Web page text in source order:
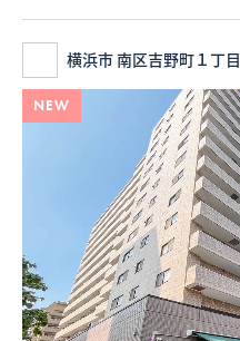
横浜市 南区吉野町１丁目
NEW